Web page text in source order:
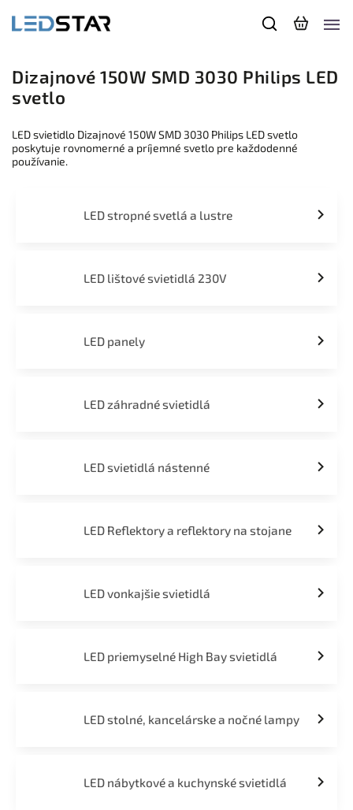
Dizajnové 150W SMD 3030 Philips LED
svetlo
LED svietidlo Dizajnové 150W SMD 3030 Philips LED svetlo
poskytuje rovnomerné a príjemné svetlo pre každodenné
používanie.
LED stropné svetlá a lustre
LED lištové svietidlá 230V
LED panely
LED záhradné svietidlá
LED svietidlá nástenné
LED Reflektory a reflektory na stojane
LED vonkajšie svietidlá
LED priemyselné High Bay svietidlá
LED stolné, kancelárske a nočné lampy
LED nábytkové a kuchynské svietidlá